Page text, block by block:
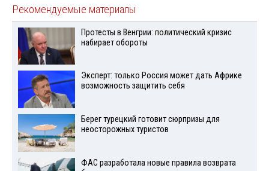
Рекомендуемые материалы
Протесты в Венгрии: политический кризис
набирает обороты
Эксперт: только Россия может дать Африке
возможность защитить себя
Берег турецкий готовит сюрпризы для
неосторожных туристов
ФАС разработала новые правила возврата